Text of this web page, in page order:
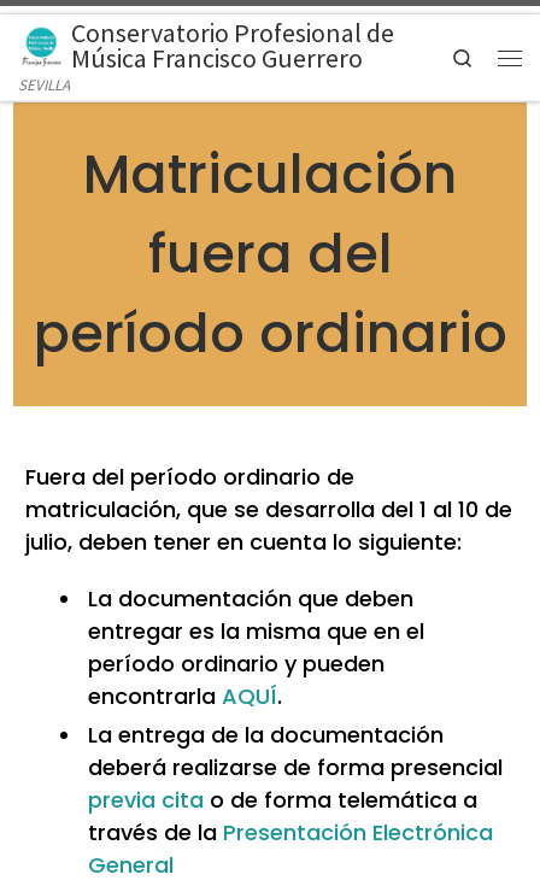
Saltar al contenido
Conservatorio Profesional de
Música Francisco Guerrero
SEVILLA
Search
Matriculación
fuera del
período ordinario
Fuera del período ordinario de
matriculación, que se desarrolla del 1 al 10 de
julio, deben tener en cuenta lo siguiente:
La documentación que deben
entregar es la misma que en el
período ordinario y pueden
encontrarlaAQUÍ.
La entrega de la documentación
deberá realizarse de forma presencial
previa cita o de forma telemática a
través de la Presentación Electrónica
General